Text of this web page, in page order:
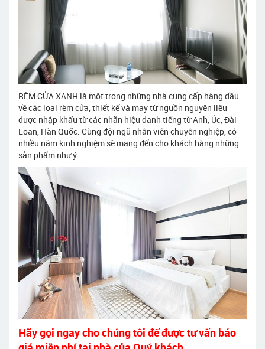
RÈM CỬA XANH là một trong những nhà cung cấp hàng đầu
về các loại rèm cửa, thiết kế và may từ nguồn nguyên liệu
được nhập khẩu từ các nhãn hiệu danh tiếng từ Anh, Úc, Đài
Loan, Hàn Quốc. Cùng đội ngũ nhân viên chuyên nghiệp, có
nhiều năm kinh nghiệm sẽ mang đến cho khách hàng những
sản phẩm như ý.
Hãy gọi ngay cho chúng tôi để được tư vấn báo